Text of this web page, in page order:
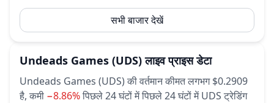
सभी बाजार देखें
Undeads Games (UDS) लाइव प्राइस डेटा
Undeads Games (UDS) की वर्तमान कीमत लगभग $0.2909
है, कमी −8.86%पिछले 24 घंटों मेंपिछले 24 घंटों में UDS ट्रेडिंग